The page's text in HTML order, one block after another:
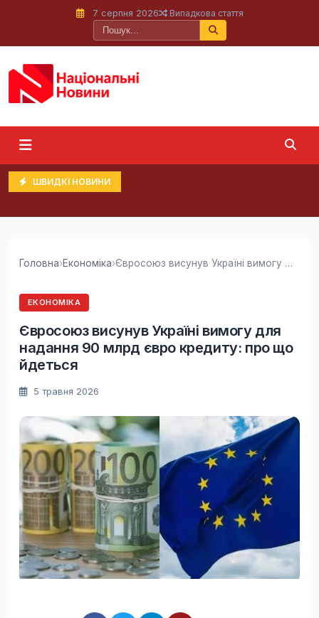
7 серпня 2026 Випадкова стаття
ШВИДКІ НОВИНИ
Головна›Економіка› Євросоюз висунув Україні вимогу для надання 90...
ЕКОНОМІКА
Євросоюз висунув Україні вимогу для
надання 90 млрд євро кредиту: про що
йдеться
5 травня 2026